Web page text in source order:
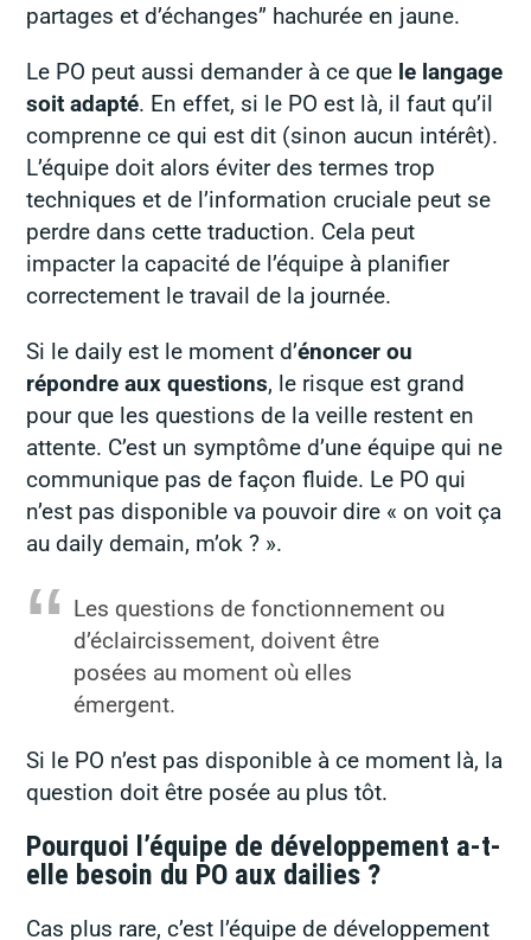
partages et d’échanges” hachurée en jaune.
Le PO peut aussi demander à ce que le langage
soit adapté. En effet, si le PO est là, il faut qu’il
comprenne ce qui est dit (sinon aucun intérêt).
L’équipe doit alors éviter des termes trop
techniques et de l’information cruciale peut se
perdre dans cette traduction. Cela peut
impacter la capacité de l’équipe à planifier
correctement le travail de la journée.
Si le daily est le moment d’énoncer ou
répondre aux questions, le risque est grand
pour que les questions de la veille restent en
attente. C’est un symptôme d’une équipe qui ne
communique pas de façon fluide. Le PO qui
n’est pas disponible va pouvoir dire « on voit ça
au daily demain, m’ok ? ».
Les questions de fonctionnement ou
d’éclaircissement, doivent être
posées au moment où elles
émergent.
Si le PO n’est pas disponible à ce moment là, la
question doit être posée au plus tôt.
Pourquoi l’équipe de développement a-t-
elle besoin du PO aux dailies ?
Cas plus rare, c’est l’équipe de développement